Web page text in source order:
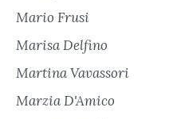
Mario Frusi
Marisa Delfino
Martina Vavassori
Marzia D'Amico